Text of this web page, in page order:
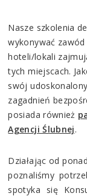
Nasze szkolenia
wykonywać
hoteli/lokali
tych miejscach.
swój
zagadnień
posiada również
Agencji Ślubnej.
Działając od
poznaliśmy
spotyka się